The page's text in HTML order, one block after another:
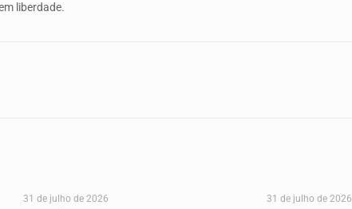
liberdade.
31 de julho de 2026 31 de julho de 2026